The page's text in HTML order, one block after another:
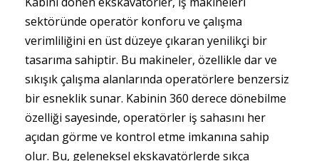
sektöründe operatör konforu ve çalışma
verimliliğini en üst düzeye çıkaran yenilikçi bir
tasarıma sahiptir. Bu makineler, özellikle dar ve
sıkışık çalışma alanlarında operatörlere benzersiz
bir esneklik sunar. Kabinin 360 derece dönebilme
özelliği sayesinde, operatörler iş sahasını her
açıdan görme ve kontrol etme imkanına sahip
olur. Bu, geleneksel ekskavatörlerde sıkça